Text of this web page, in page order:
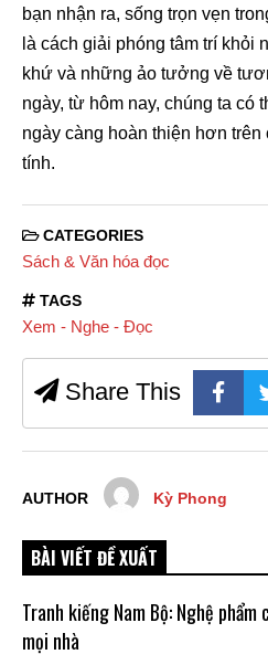
bạn nhận ra, sống trọn vẹn
là cách giải phóng tâm trí khỏi
khứ và những ảo tưởng về
ngày, từ hôm nay, chúng ta có
ngày càng hoàn thiện hơn
tính.
CATEGORIES
Sách & Văn hóa đọc
TAGS
Xem - Nghe - Đọc
Share This
AUTHOR Kỳ Phong
BÀI VIẾT ĐỀ XUẤT
Tranh kiếng Nam Bộ: Nghệ phẩm
mọi nhà